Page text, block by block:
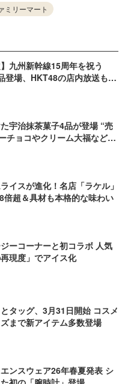
ミリーマート
九州新幹線15周年を祝う
登場、HKT48の店内放送も配
宇治抹茶菓子4品が登場 “売
チョコやクリーム大福など4
イスが進化！名店「ラケル」
倍超＆具材も本格的な味わい
ーコーナーと初コラボ 人気
現度」でアイス化
タッグ、3月31日開始 コスメ
まで新アイテム多数登場
ンスウェア26年春夏発表 シ